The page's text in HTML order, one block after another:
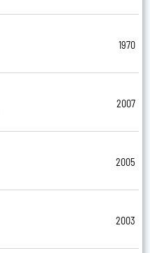
1970
2007
2005
2003